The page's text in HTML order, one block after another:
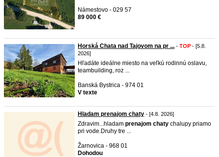
Námestovo - 029 57
89 000 €
Horská Chata nad Tajovom na pr ... - TOP - [5.8.
2026]
Hľadáte ideálne miesto na veľkú rodinnú oslavu,
teambuilding, roz ...
Banská Bystrica - 974 01
V texte
Hladam prenajom chaty - [4.8. 2026]
Zdravim...hladam prenajom chaty chalupy priamo
pri vode.Druhy tre ...
Žarnovica - 968 01
Dohodou